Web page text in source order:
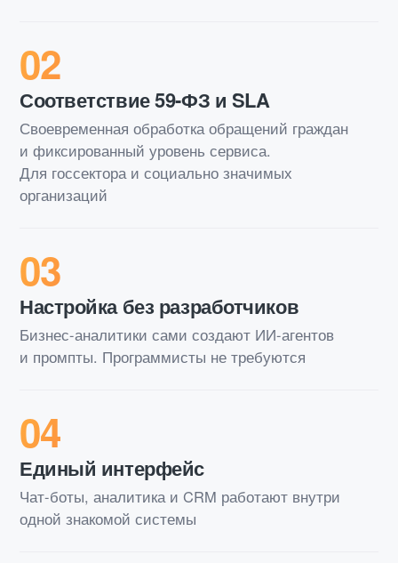
02
Соответствие 59-ФЗ и SLA
Своевременная обработка обращений граждан
и фиксированный уровень сервиса.
Для госсектора и социально значимых
организаций
03
Настройка без разработчиков
Бизнес-аналитики сами создают ИИ-агентов
и промпты. Программисты не требуются
04
Единый интерфейс
Чат-боты, аналитика и CRM работают внутри
одной знакомой системы